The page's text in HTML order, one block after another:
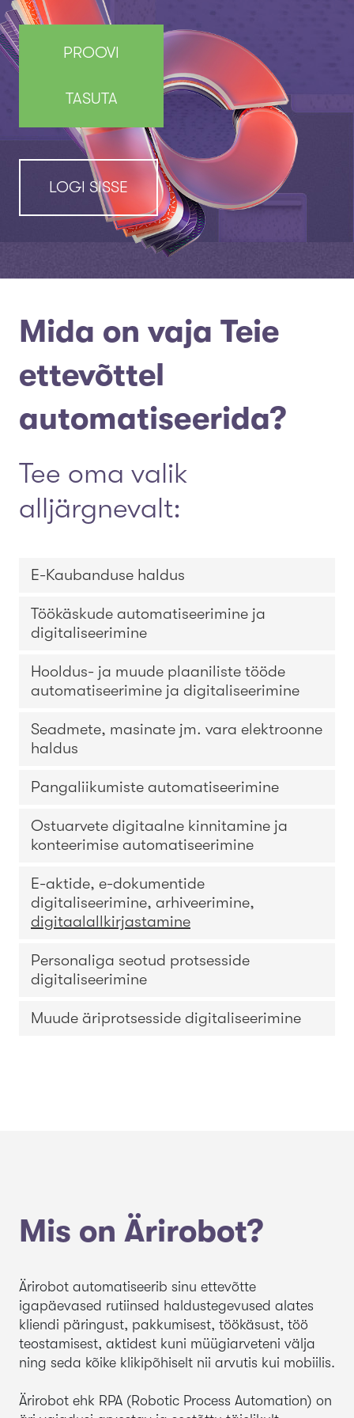
PROOVI
TASUTA
LOGI SISSE
Mida on vaja Teie
ettevõttel
automatiseerida?
Tee oma valik
alljärgnevalt:
E-Kaubanduse haldus
Töökäskude automatiseerimine ja
digitaliseerimine
Hooldus- ja muude plaaniliste tööde
automatiseerimine ja digitaliseerimine
Seadmete, masinate jm. vara elektroonne
haldus
Pangaliikumiste automatiseerimine
Ostuarvete digitaalne kinnitamine ja
konteerimise automatiseerimine
E-aktide, e-dokumentide
digitaliseerimine, arhiveerimine,
digitaalallkirjastamine
Personaliga seotud protsesside
digitaliseerimine
Muude äriprotsesside digitaliseerimine
Mis on Ärirobot?
Ärirobot automatiseerib sinu ettevõtte
igapäevased rutiinsed haldustegevused alates
kliendi päringust, pakkumisest, töökäsust, töö
teostamisest, aktidest kuni müügiarveteni välja
ning seda kõike klikipõhiselt nii arvutis kui mobiilis.
Ärirobot ehk RPA (Robotic Process Automation) on